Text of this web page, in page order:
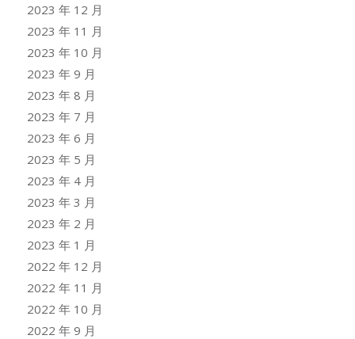
2023 年 12 月
2023 年 11 月
2023 年 10 月
2023 年 9 月
2023 年 8 月
2023 年 7 月
2023 年 6 月
2023 年 5 月
2023 年 4 月
2023 年 3 月
2023 年 2 月
2023 年 1 月
2022 年 12 月
2022 年 11 月
2022 年 10 月
2022 年 9 月